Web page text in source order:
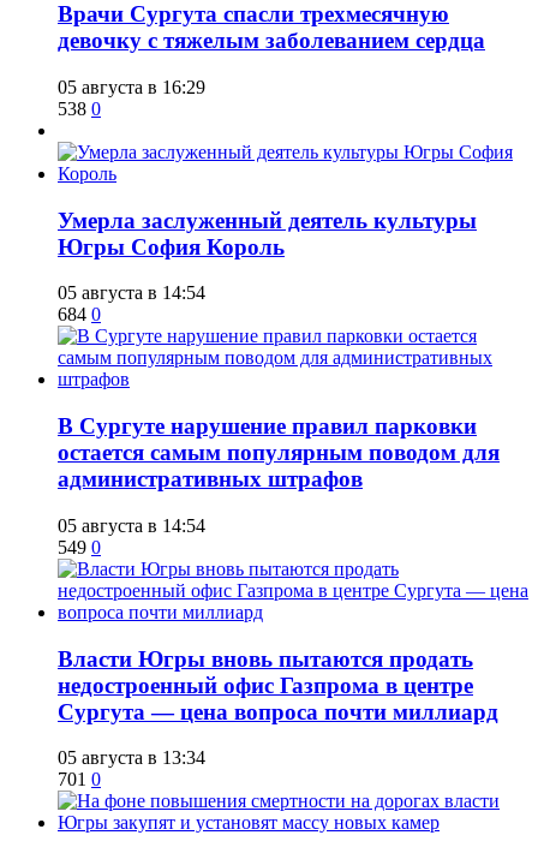
​Врачи Сургута спасли трехмесячную
девочку с тяжелым заболеванием сердца
05 августа в 16:29
538 0
​Умерла заслуженный деятель культуры
Югры София Король
05 августа в 14:54
684 0
В Сургуте нарушение правил парковки
остается самым популярным поводом для
административных штрафов
05 августа в 14:54
549 0
Власти Югры вновь пытаются продать
недостроенный офис Газпрома в центре
Сургута — цена вопроса почти миллиард
05 августа в 13:34
701 0